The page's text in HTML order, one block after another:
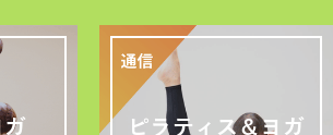
ピラティス＆ヨガ